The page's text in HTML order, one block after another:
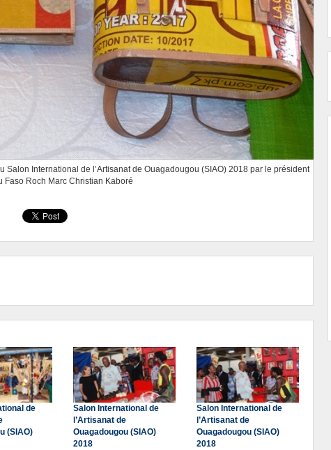
Salon International de l’Artisanat de Ouagadougou (SIAO) 2018 par le président
Faso Roch Marc Christian Kaboré
de
(SIAO)
Salon International de
l’Artisanat de
Ouagadougou (SIAO)
2018
Salon International de
l’Artisanat de
Ouagadougou (SIAO)
2018